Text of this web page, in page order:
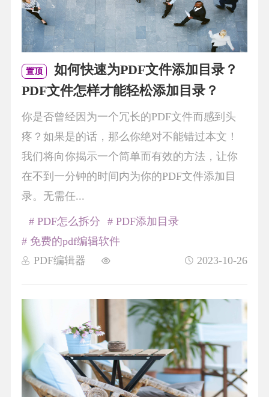
置顶
如何快速为PDF文件添加目录？
PDF文件怎样才能轻松添加目录？
你是否曾经因为一个冗长的PDF文件而感到头
疼？如果是的话，那么你绝对不能错过本文！
我们将向你揭示一个简单而有效的方法，让你
在不到一分钟的时间内为你的PDF文件添加目
录。无需任...
PDF编辑器 2023-10-26
# PDF怎么拆分
# PDF添加目录
# 免费的pdf编辑软件